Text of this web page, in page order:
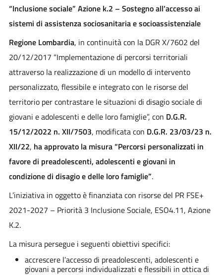
“Inclusione sociale” Azione k.2 – Sostegno all’accesso ai
sistemi di assistenza sociosanitaria e socioassistenziale
Regione Lombardia, in continuità con la DGR X/7602 del
20/12/2017 “Implementazione di percorsi territoriali
attraverso la realizzazione di un modello di intervento
personalizzato, flessibile e integrato con le risorse del
territorio per contrastare le situazioni di disagio sociale di
giovani e adolescenti e delle loro famiglie”, con D.G.R.
15/12/2022 n. XII/7503, modificata con D.G.R. 23/03/23 n.
XII/22, ha approvato la misura “Percorsi personalizzati in
favore di preadolescenti, adolescenti e giovani in
condizione di disagio e delle loro famiglie”.
L’iniziativa in oggetto è finanziata con risorse del PR FSE+
2021-2027 – Priorità 3 Inclusione Sociale, ESO4.11, Azione
K.2.
La misura persegue i seguenti obiettivi specifici:
accrescere l’accesso di preadolescenti, adolescenti e
giovani a percorsi individualizzati e flessibili in ottica di